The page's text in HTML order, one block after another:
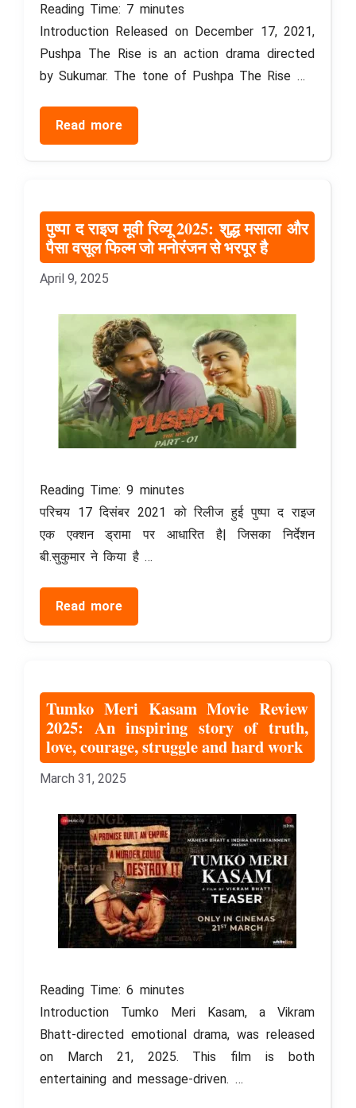
Reading Time: 7 minutes
Introduction Released on December 17, 2021,
Pushpa The Rise is an action drama directed
by Sukumar. The tone of Pushpa The Rise …
Read more
पुष्पा द राइज मूवी रिव्यू 2025: शुद्ध मसाला और
पैसा वसूल फिल्म जो मनोरंजन से भरपूर है
April 9, 2025
Reading Time:9 minutes
परिचय 17 दिसंबर 2021 को रिलीज हुई पुष्पा द राइज
एक एक्शन ड्रामा पर आधारित है| जिसका निर्देशन
बी.सुकुमार ने किया है …
Read more
Tumko Meri Kasam Movie Review
2025: An inspiring story of truth,
love, courage, struggle and hard work
March 31, 2025
Reading Time:6 minutes
Introduction Tumko Meri Kasam, a Vikram
Bhatt-directed emotional drama, was released
on March 21, 2025. This film is both
entertaining and message-driven. …